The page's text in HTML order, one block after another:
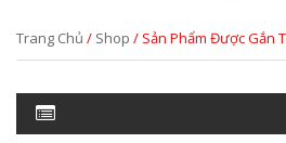
Trang Chủ / Shop / Sản Phẩm Được Gắn